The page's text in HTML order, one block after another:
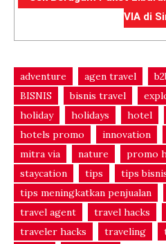
VIA di
adventure agen travel
BISNIS
bisnis travel
holiday
holidays hotel
hotels promo
innovation
mitra via
nature promo
staycation
tips
tips
tips meningkatkan penjualan
travel agent
travel hacks
traveler hacks
traveling